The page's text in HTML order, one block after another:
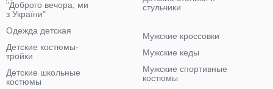
стульчики
"Доброго вечора, ми
з України"
Одежда детская
Детские костюмы-
тройки
Детские школьные
костюмы
Мужские кроссовки
Мужские кеды
Мужские спортивные
костюмы